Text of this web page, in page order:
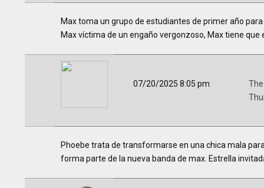
Max toma un grupo de estudiantes de primer año
Max víctima de un engaño vergonzoso, Max tiene
07/20/2025 8:05 pm
The
Phoebe trata de transformarse en una chica mala
forma parte de la nueva banda de max. Estrella